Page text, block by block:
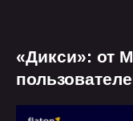
«Дикси»: от